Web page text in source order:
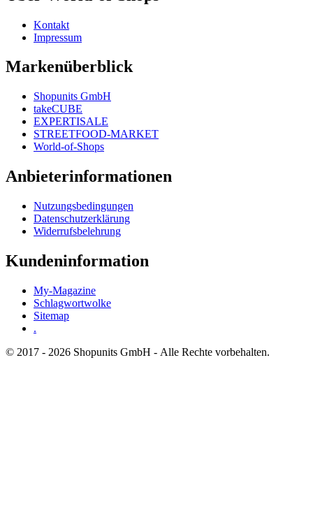
Kontakt
Impressum
Markenüberblick
Shopunits GmbH
takeCUBE
EXPERTISALE
STREETFOOD-MARKET
World-of-Shops
Anbieterinformationen
Nutzungsbedingungen
Datenschutzerklärung
Widerrufsbelehrung
Kundeninformation
My-Magazine
Schlagwortwolke
Sitemap
.
© 2017 - 2026 Shopunits GmbH - Alle Rechte vorbehalten.